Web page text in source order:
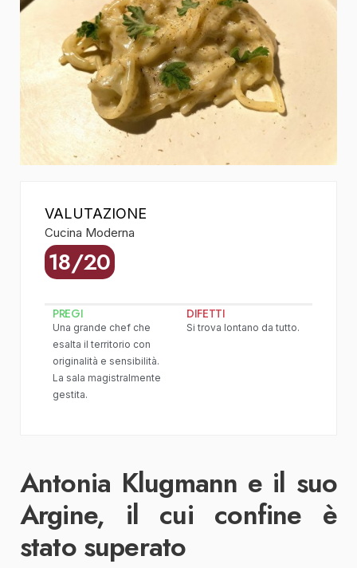
VALUTAZIONE
Cucina Moderna
18/20
PREGI
Una grande chef che
esalta il territorio con
originalità e sensibilità.
La sala magistralmente
gestita.
DIFETTI
Si trova lontano da tutto.
Antonia Klugmann e il suo
Argine, il cui confine è
stato superato